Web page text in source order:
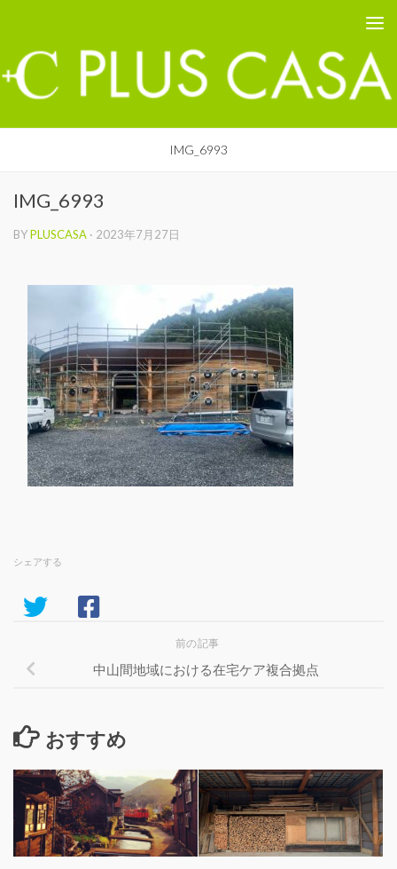
IMG_6993
IMG_6993
BYPLUSCASA · 2023年7月27日
シェアする
前の記事
中山間地域における在宅ケア複合拠点
おすすめ